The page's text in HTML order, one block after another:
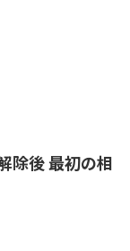
除後 最初の相